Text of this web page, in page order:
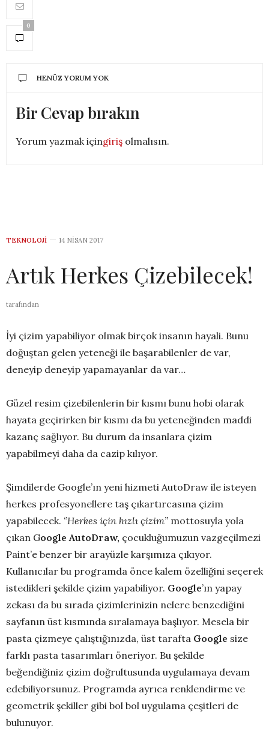
0
HENÜZ YORUM YOK
Bir Cevap bırakın
Yorum yazmak içingiriş olmalısın.
TEKNOLOJI 14 NISAN 2017
Artık Herkes Çizebilecek!
tarafından
İyi çizim yapabiliyor olmak birçok insanın hayali. Bunu
doğuştan gelen yeteneği ile başarabilenler de var,
deneyip deneyip yapamayanlar da var…
Güzel resim çizebilenlerin bir kısmı bunu hobi olarak
hayata geçirirken bir kısmı da bu yeteneğinden maddi
kazanç sağlıyor. Bu durum da insanlara çizim
yapabilmeyi daha da cazip kılıyor.
Şimdilerde Google’ın yeni hizmeti AutoDraw ile isteyen
herkes profesyonellere taş çıkartırcasına çizim
yapabilecek. ‘’Herkes için hızlı çizim” mottosuyla yola
çıkan Google AutoDraw, çocukluğumuzun vazgeçilmezi
Paint’e benzer bir arayüzle karşımıza çıkıyor.
Kullanıcılar bu programda önce kalem özelliğini seçerek
istedikleri şekilde çizim yapabiliyor. Google’ın yapay
zekası da bu sırada çizimlerinizin nelere benzediğini
sayfanın üst kısmında sıralamaya başlıyor. Mesela bir
pasta çizmeye çalıştığınızda, üst tarafta Google size
farklı pasta tasarımları öneriyor. Bu şekilde
beğendiğiniz çizim doğrultusunda uygulamaya devam
edebiliyorsunuz. Programda ayrıca renklendirme ve
geometrik şekiller gibi bol bol uygulama çeşitleri de
bulunuyor.